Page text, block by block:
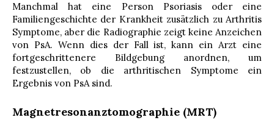
Manchmal hat eine Person Psoriasis oder eine
Familiengeschichte der Krankheit zusätzlich zu Arthritis
Symptome, aber die Radiographie zeigt keine Anzeichen
von PsA. Wenn dies der Fall ist, kann ein Arzt eine
fortgeschrittenere Bildgebung anordnen, um
festzustellen, ob die arthritischen Symptome ein
Ergebnis von PsA sind.
Magnetresonanztomographie (MRT)